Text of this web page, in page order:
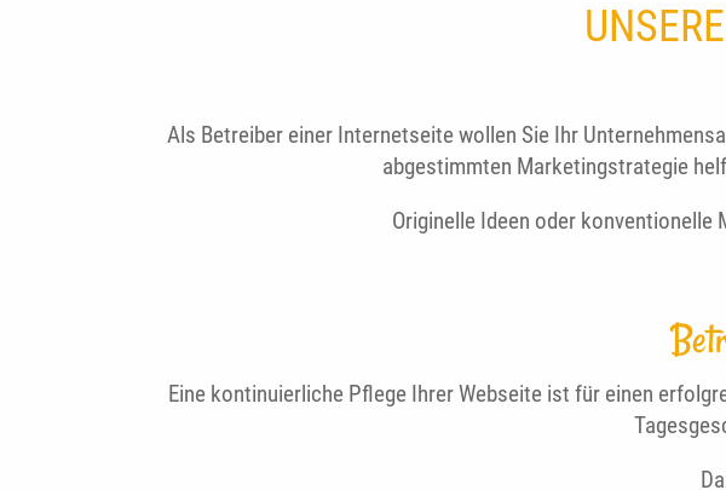
Als Betreiber einer Internetseite wollen Sie Ihr
abgestimmten Marketingstrategie
Originelle Ideen oder konventionelle
Eine kontinuierliche Pflege Ihrer Webseite ist für einen